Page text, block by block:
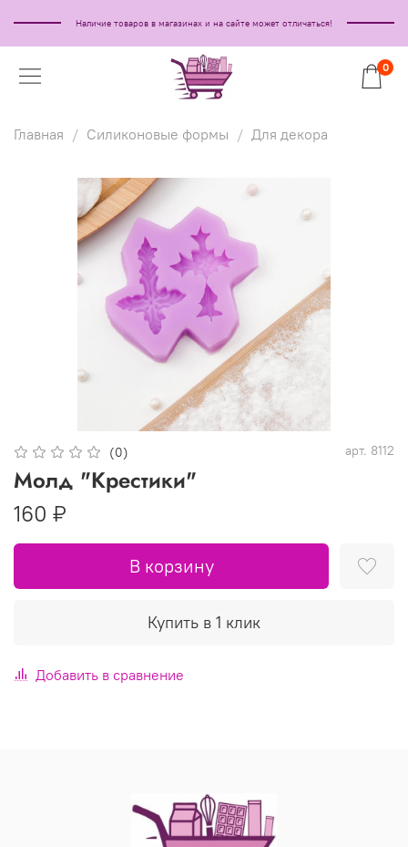
Наличие товаров в магазинах и на сайте может отличаться!
0
Главная Силиконовые формы Для декора
(0) арт. 8112
Молд "Крестики"
160 ₽
В корзину
Купить в 1 клик
Добавить в сравнение